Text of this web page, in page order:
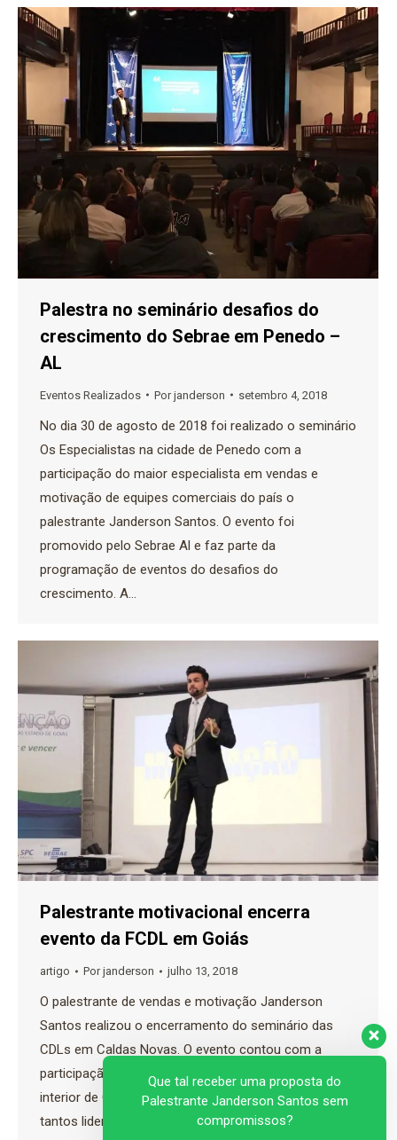
Palestra no seminário desafios do
crescimento do Sebrae em Penedo –
AL
Eventos Realizados Porjanderson setembro 4, 2018
No dia 30 de agosto de 2018 foi realizado o seminário
Os Especialistas na cidade de Penedo com a
participação do maior especialista em vendas e
motivação de equipes comerciais do país o
palestrante Janderson Santos. O evento foi
promovido pelo Sebrae Al e faz parte da
programação de eventos do desafios do
crescimento. A…
Palestrante motivacional encerra
evento da FCDL em Goiás
artigo Porjanderson julho 13, 2018
O palestrante de vendas e motivação Janderson
Santos realizou o encerramento do seminário das
CDLs em Caldas Novas. O evento contou com a
participação de aproximadamente 50 CDLs de todo
interior de Goiás. “Simplesmente mágico conhecer
tantos lideres e representantes de CDLs. São eles que
Que tal receber uma proposta do
Palestrante Janderson Santos sem
compromissos?